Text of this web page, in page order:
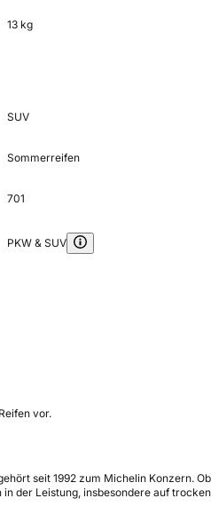
13 kg
SUV
Sommerreifen
701
PKW & SUV
vor.
seit 1992 zum Michelin Konzern.
der Leistung, insbesondere auf